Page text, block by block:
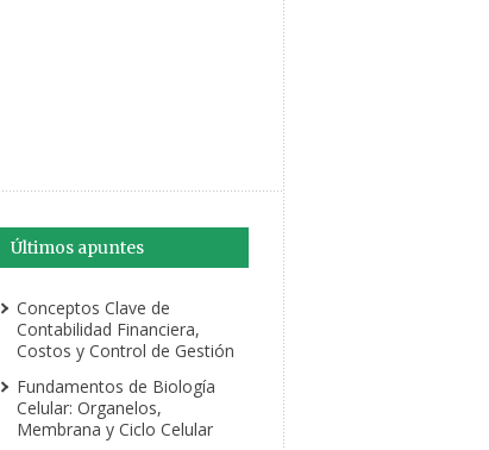
Últimos apuntes
Conceptos Clave de
Contabilidad Financiera,
Costos y Control de Gestión
Fundamentos de Biología
Celular: Organelos,
Membrana y Ciclo Celular